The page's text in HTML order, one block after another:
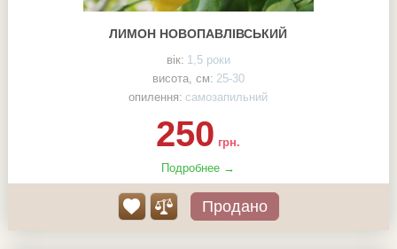
ЛИМОН НОВОПАВЛІВСЬКИЙ
вік: 1,5 роки
висота, см: 25-30
опилення: самозапильний
250 грн.
Подробнее →
Продано